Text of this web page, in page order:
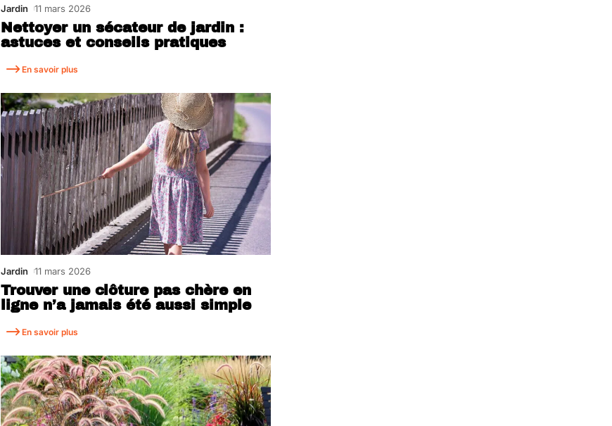
Nettoyer un sécateur de jardin :
astuces et conseils pratiques
Jardin 11 mars 2026
En savoir plus
Trouver une clôture pas chère en
ligne n’a jamais été aussi simple
Jardin 11 mars 2026
En savoir plus